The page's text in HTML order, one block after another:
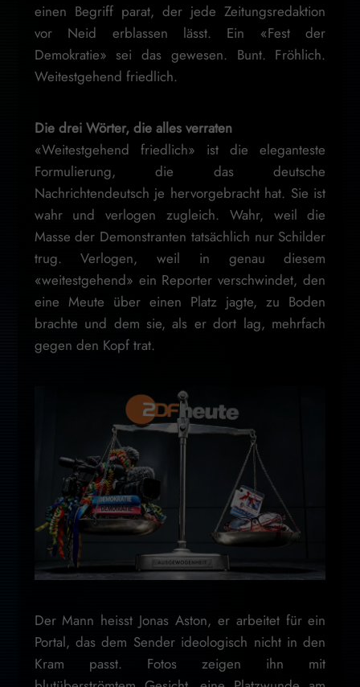
einen Begriff parat, der jede Zeitungsredaktion
vor Neid erblassen lässt. Ein «Fest der
Demokratie» sei das gewesen. Bunt. Fröhlich.
Weitestgehend friedlich.
Die drei Wörter, die alles verraten
«Weitestgehend friedlich» ist die eleganteste
Formulierung, die das deutsche
Nachrichtendeutsch je hervorgebracht hat. Sie ist
wahr und verlogen zugleich. Wahr, weil die
Masse der Demonstranten tatsächlich nur Schilder
trug. Verlogen, weil in genau diesem
«weitestgehend» ein Reporter verschwindet, den
eine Meute über einen Platz jagte, zu Boden
brachte und dem sie, als er dort lag, mehrfach
gegen den Kopf trat.
Der Mann heisst Jonas Aston, er arbeitet für ein
Portal, das dem Sender ideologisch nicht in den
Kram passt. Fotos zeigen ihn mit